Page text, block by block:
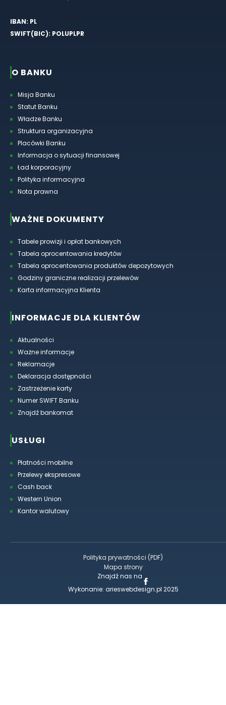
IBAN: PL
SWIFT(BIC): POLUPLPR
O BANKU
Misja Banku
Statut Banku
Władze Banku
Struktura organizacyjna
Placówki Banku
Informacja o sytuacji finansowej
Ład korporacyjny
Polityka informacyjna
Nota prawna
WAŻNE DOKUMENTY
Tabele prowizji i opłat bankowych
Tabela oprocentowania kredytów
Tabela oprocentowania produktów depozytowych
Godziny graniczne realizacji przelewów
Karta informacyjna Klienta
INFORMACJE DLA KLIENTÓW
Aktualności
Ważne informacje
Reklamacje
Deklaracja dostępności
Zastrzeżenie karty
Numer SWIFT Banku
Znajdź bankomat
USŁUGI
Płatności mobilne
Przelewy ekspresowe
Cash back
Western Union
Kantor walutowy
Polityka prywatności (PDF)
Mapa strony
Znajdź nas na
Wykonanie: arieswebdesign.pl 2025